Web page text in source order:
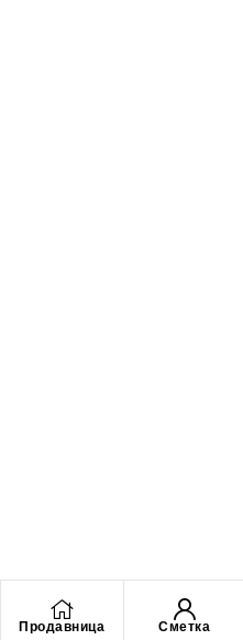
Продавница Сметка